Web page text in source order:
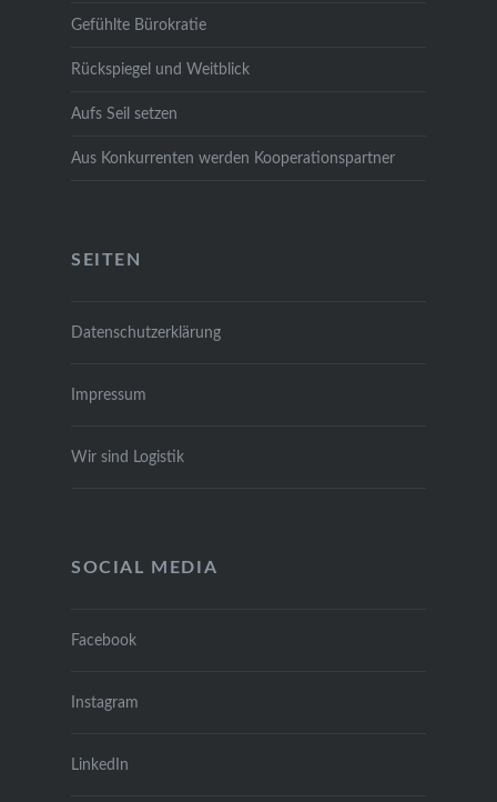
Gefühl­te Büro­kra­tie
Rück­spie­gel und Weit­blick
Aufs Seil set­zen
Aus Kon­kur­ren­ten wer­den Koope­ra­ti­ons­part­ner
SEI­TEN
Daten­schutz­er­klä­rung
Impres­sum
Wir sind Logis­tik
SOCIAL MEDIA
Face­book
Insta­gram
Lin­ke­dIn